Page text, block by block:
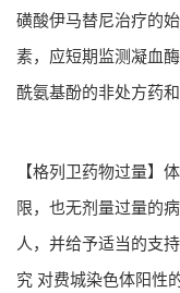
磺酸伊马替尼治疗的
素，应短期监测凝血
酰氨基酚的非处方药和
【格列卫药物过量】
限，也无剂量过量的
人，并给予适当的支
究 对费城染色体阳性